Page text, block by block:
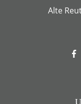
Alte